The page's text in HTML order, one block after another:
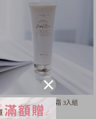
停產出清！抗老潔顏霜 3入組
NT.1200